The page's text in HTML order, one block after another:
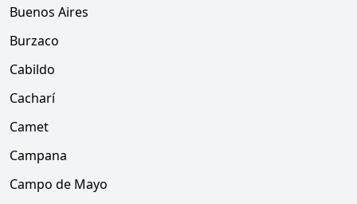
Buenos Aires
Burzaco
Cabildo
Cacharí
Camet
Campana
Campo de Mayo